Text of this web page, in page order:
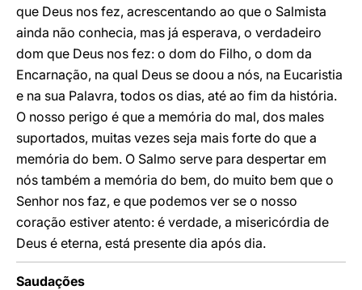
que Deus nos fez, acrescentando ao que o Salmista
ainda não conhecia, mas já esperava, o verdadeiro
dom que Deus nos fez: o dom do Filho, o dom da
Encarnação, na qual Deus se doou a nós, na Eucaristia
e na sua Palavra, todos os dias, até ao fim da história.
O nosso perigo é que a memória do mal, dos males
suportados, muitas vezes seja mais forte do que a
memória do bem. O Salmo serve para despertar em
nós também a memória do bem, do muito bem que o
Senhor nos faz, e que podemos ver se o nosso
coração estiver atento: é verdade, a misericórdia de
Deus é eterna, está presente dia após dia.
Saudações